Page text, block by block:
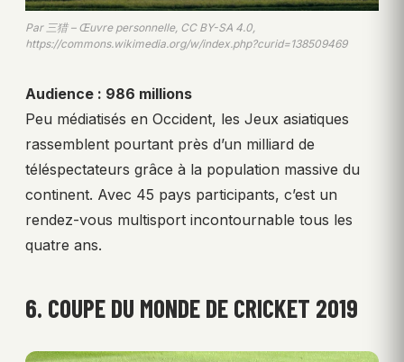
Par 三猎 – Œuvre personnelle, CC BY-SA 4.0,
https://commons.wikimedia.org/w/index.php?curid=138509469
Audience : 986 millions
Peu médiatisés en Occident, les Jeux asiatiques
rassemblent pourtant près d’un milliard de
téléspectateurs grâce à la population massive du
continent. Avec 45 pays participants, c’est un
rendez-vous multisport incontournable tous les
quatre ans.
6. COUPE DU MONDE DE CRICKET 2019